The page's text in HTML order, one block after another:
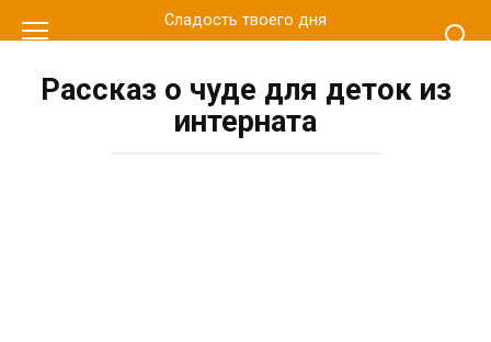
к
Сладость твоего дня
Рассказ о чуде для деток из
интерната